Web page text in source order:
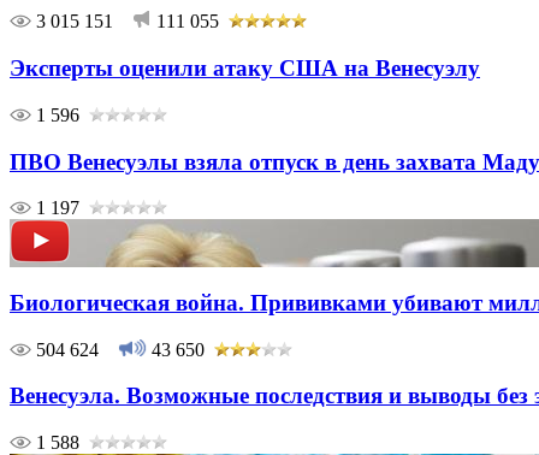
3 015 151 111 055
Эксперты оценили атаку США на Венесуэлу
1 596
ПВО Венесуэлы взяла отпуск в день захвата
1 197
Биологическая война. Прививками убивают
504 624 43 650
Венесуэла. Возможные последствия и выводы без
1 588